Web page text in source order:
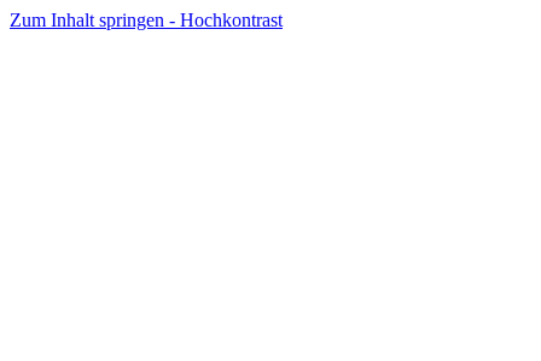
Zum Inhalt springen - Hochkontrast